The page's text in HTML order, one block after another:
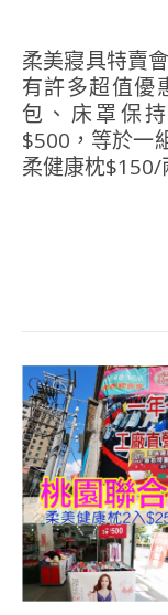
柔美寢具特賣會來到桃園龍潭舉辦限時特賣會囉!
有許多超值優
包、床罩保
$500，等於一
柔健康枕$150/